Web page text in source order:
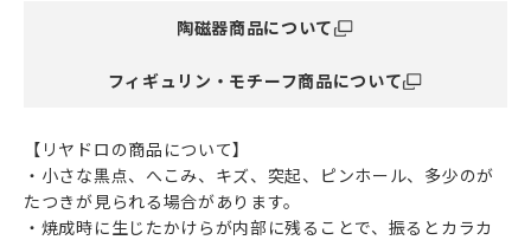
陶磁器商品について
フィギュリン・モチーフ商品について
【リヤドロの商品について】
・小さな黒点、へこみ、キズ、突起、ピンホール、多少のが
たつきが見られる場合があります。
・焼成時に生じたかけらが内部に残ることで、振るとカラカ